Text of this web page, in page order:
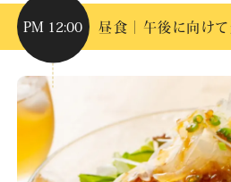
PM 12:00 昼食｜午後に向け